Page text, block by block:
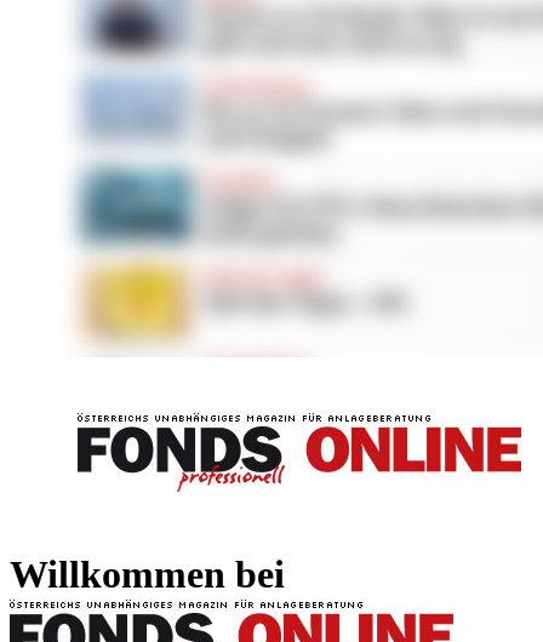
Willkommen bei